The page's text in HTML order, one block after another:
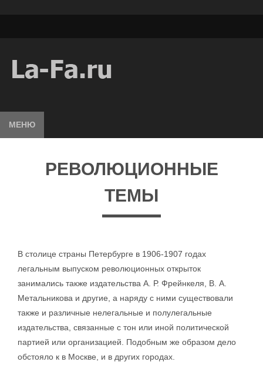
МЕНЮ
РЕВОЛЮЦИОННЫЕ
ТЕМЫ
В столице страны Петербурге в 1906-1907 годах
легальным выпуском революционных открыток
занимались также издательства А. Р. Фрейнкеля, В. А.
Метальникова и другие, а наряду с ними существовали
также и различные нелегальные и полулегальные
издательства, связанные с тон или иной политической
партией или организацией. Подобным же образом дело
обстояло к в Москве, и в других городах.